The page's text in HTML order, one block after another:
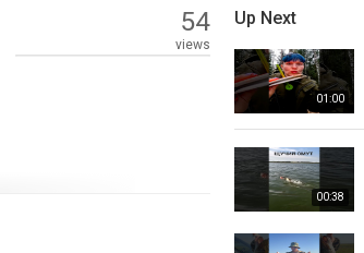
54
views
Up Next
01:00
00:38